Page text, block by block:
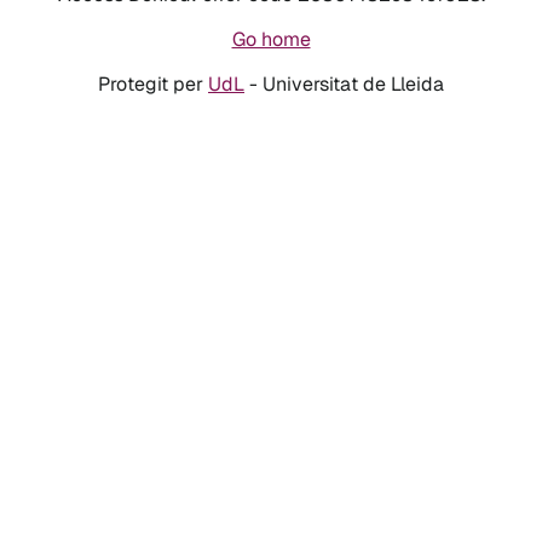
Go home
Protegit per UdL- Universitat de Lleida